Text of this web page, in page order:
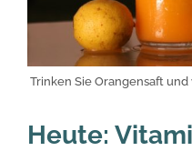
Trinken Sie Orangensaft
Heute: